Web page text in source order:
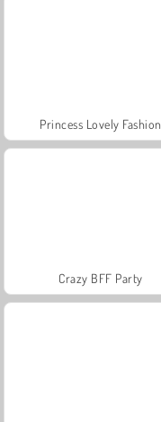
Princess Lovely Fashion
Crazy BFF Party